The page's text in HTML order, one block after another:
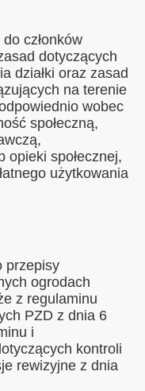
członków
dotyczących
działki oraz zasad
na terenie
wobec
społeczną,
opieki społecznej,
użytkowania
przepisy
ogrodach
z regulaminu
PZD z dnia 6
i
kontroli
rewizyjne z dnia